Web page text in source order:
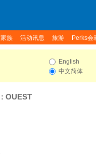
家族 活动讯息 旅游 Perks会
English
中文简体
: OUEST